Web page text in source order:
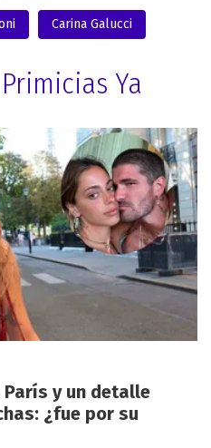
Carina Galucci
Ya
y un detalle
¿fue por su